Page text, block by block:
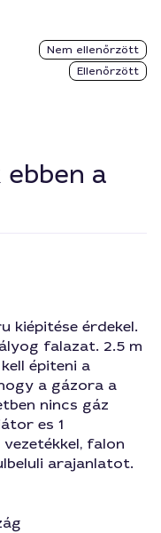
Nem ellenőrzött
Ellenőrzött
a
kiépitése érdekel.
falazat. 2.5 m
épiteni a
a gázora a
nincs gáz
es 1
falon
arajanlatot.